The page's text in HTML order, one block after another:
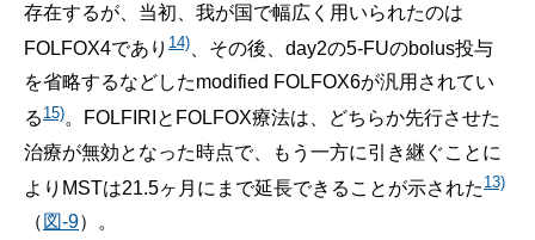
存在するが、当初、我が国で幅広く用いられたのは
FOLFOX4であり 14) 、その後、day2の5-FUのbolus投与
を省略するなどしたmodified FOLFOX6が汎用されてい
る 15)。FOLFIRIとFOLFOX療法は、どちらか先行させた
治療が無効となった時点で、もう一方に引き継ぐことに
よりMSTは21.5ヶ月にまで延長できることが示された 13)
（ 図-9）。